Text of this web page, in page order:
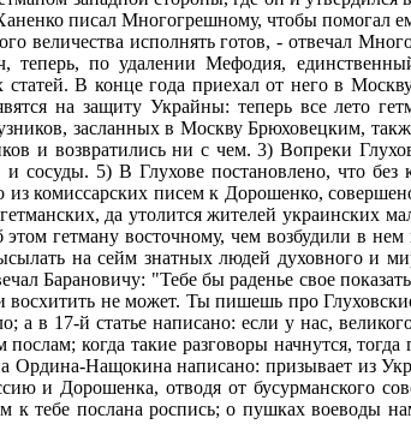
писал Многогрешному, чтобы помогал
величества исполнять готов, - отвечал
по удалении Мефодия,
В конце года приехал от него в
на защиту Украйны: теперь все лето
засланных в Москву Брюховецким,
и возвратились ни с чем. 3) Вопреки
5) В Глухове постановлено, что без
из комиссарских писем к Дорошенко,
да утолится жителей
гетману восточному, чем возбудили в
на сейм знатных людей духовного и
Барановичу: "Тебе бы раденье свое
не может. Ты пишешь про
а в 17-й статье написано: если у нас,
когда такие разговоры начнутся,
Ордина-Нащокина написано: призывает из
и Дорошенка, отводя от бусурманского
тебе послана роспись; о пушках воеводы